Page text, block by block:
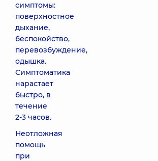
симптомы:
поверхностное
дыхание,
беспокойство,
перевозбуждение,
одышка.
Симптоматика
нарастает
быстро, в
течение
2-3 часов.
Неотложная
помощь
при